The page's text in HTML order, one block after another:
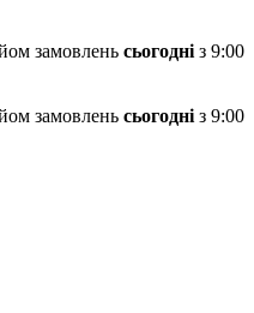
замовлень сьогодні з 9:00
замовлень сьогодні з 9:00